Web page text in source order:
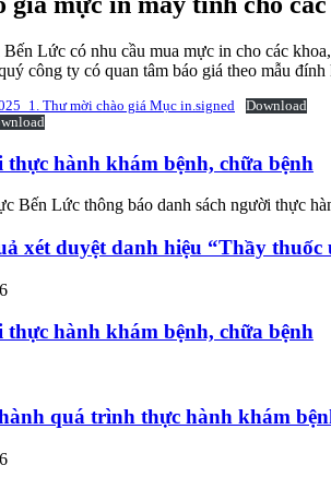
Lức có nhu cầu mua mực in cho các
công ty có quan tâm báo giá theo mẫu đính
Thư mời chào giá Mục in.signed
Download
thực hành khám bệnh, chữa bệnh
Bến Lức thông báo danh sách người thực
xét duyệt danh hiệu “Thầy
thực hành khám bệnh, chữa bệnh
quá trình thực hành khám